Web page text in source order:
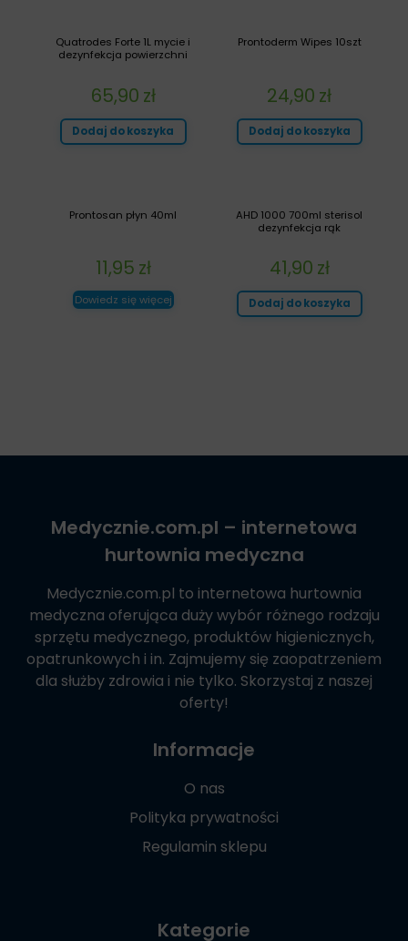
Prontoderm Wipes 10szt
24,90 zł
Dodaj do koszyka
Quatrodes Forte 1L mycie i
dezynfekcja powierzchni
65,90 zł
Dodaj do koszyka
AHD 1000 700ml sterisol
dezynfekcja rąk
41,90 zł
Dodaj do koszyka
Prontosan płyn 40ml
11,95 zł
Dowiedz się więcej
Medycznie.com.pl – internetowa
hurtownia medyczna
Medycznie.com.pl to internetowa hurtownia
medyczna oferująca duży wybór różnego rodzaju
sprzętu medycznego, produktów higienicznych,
opatrunkowych i in. Zajmujemy się zaopatrzeniem
dla służby zdrowia i nie tylko. Skorzystaj z naszej
oferty!
Informacje
O nas
Polityka prywatności
Regulamin sklepu
Kategorie